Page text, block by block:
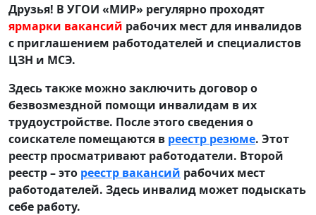
Друзья! В УГОИ «МИР» регулярно проходят
ярмарки вакансий рабочих мест для инвалидов
с приглашением работодателей и специалистов
ЦЗН и МСЭ.
Здесь также можно заключить договор о
безвозмездной помощи инвалидам в их
трудоустройстве. После этого сведения о
соискателе помещаются в реестр резюме. Этот
реестр просматривают работодатели. Второй
реестр – это реестр вакансий рабочих мест
работодателей. Здесь инвалид может подыскать
себе работу.